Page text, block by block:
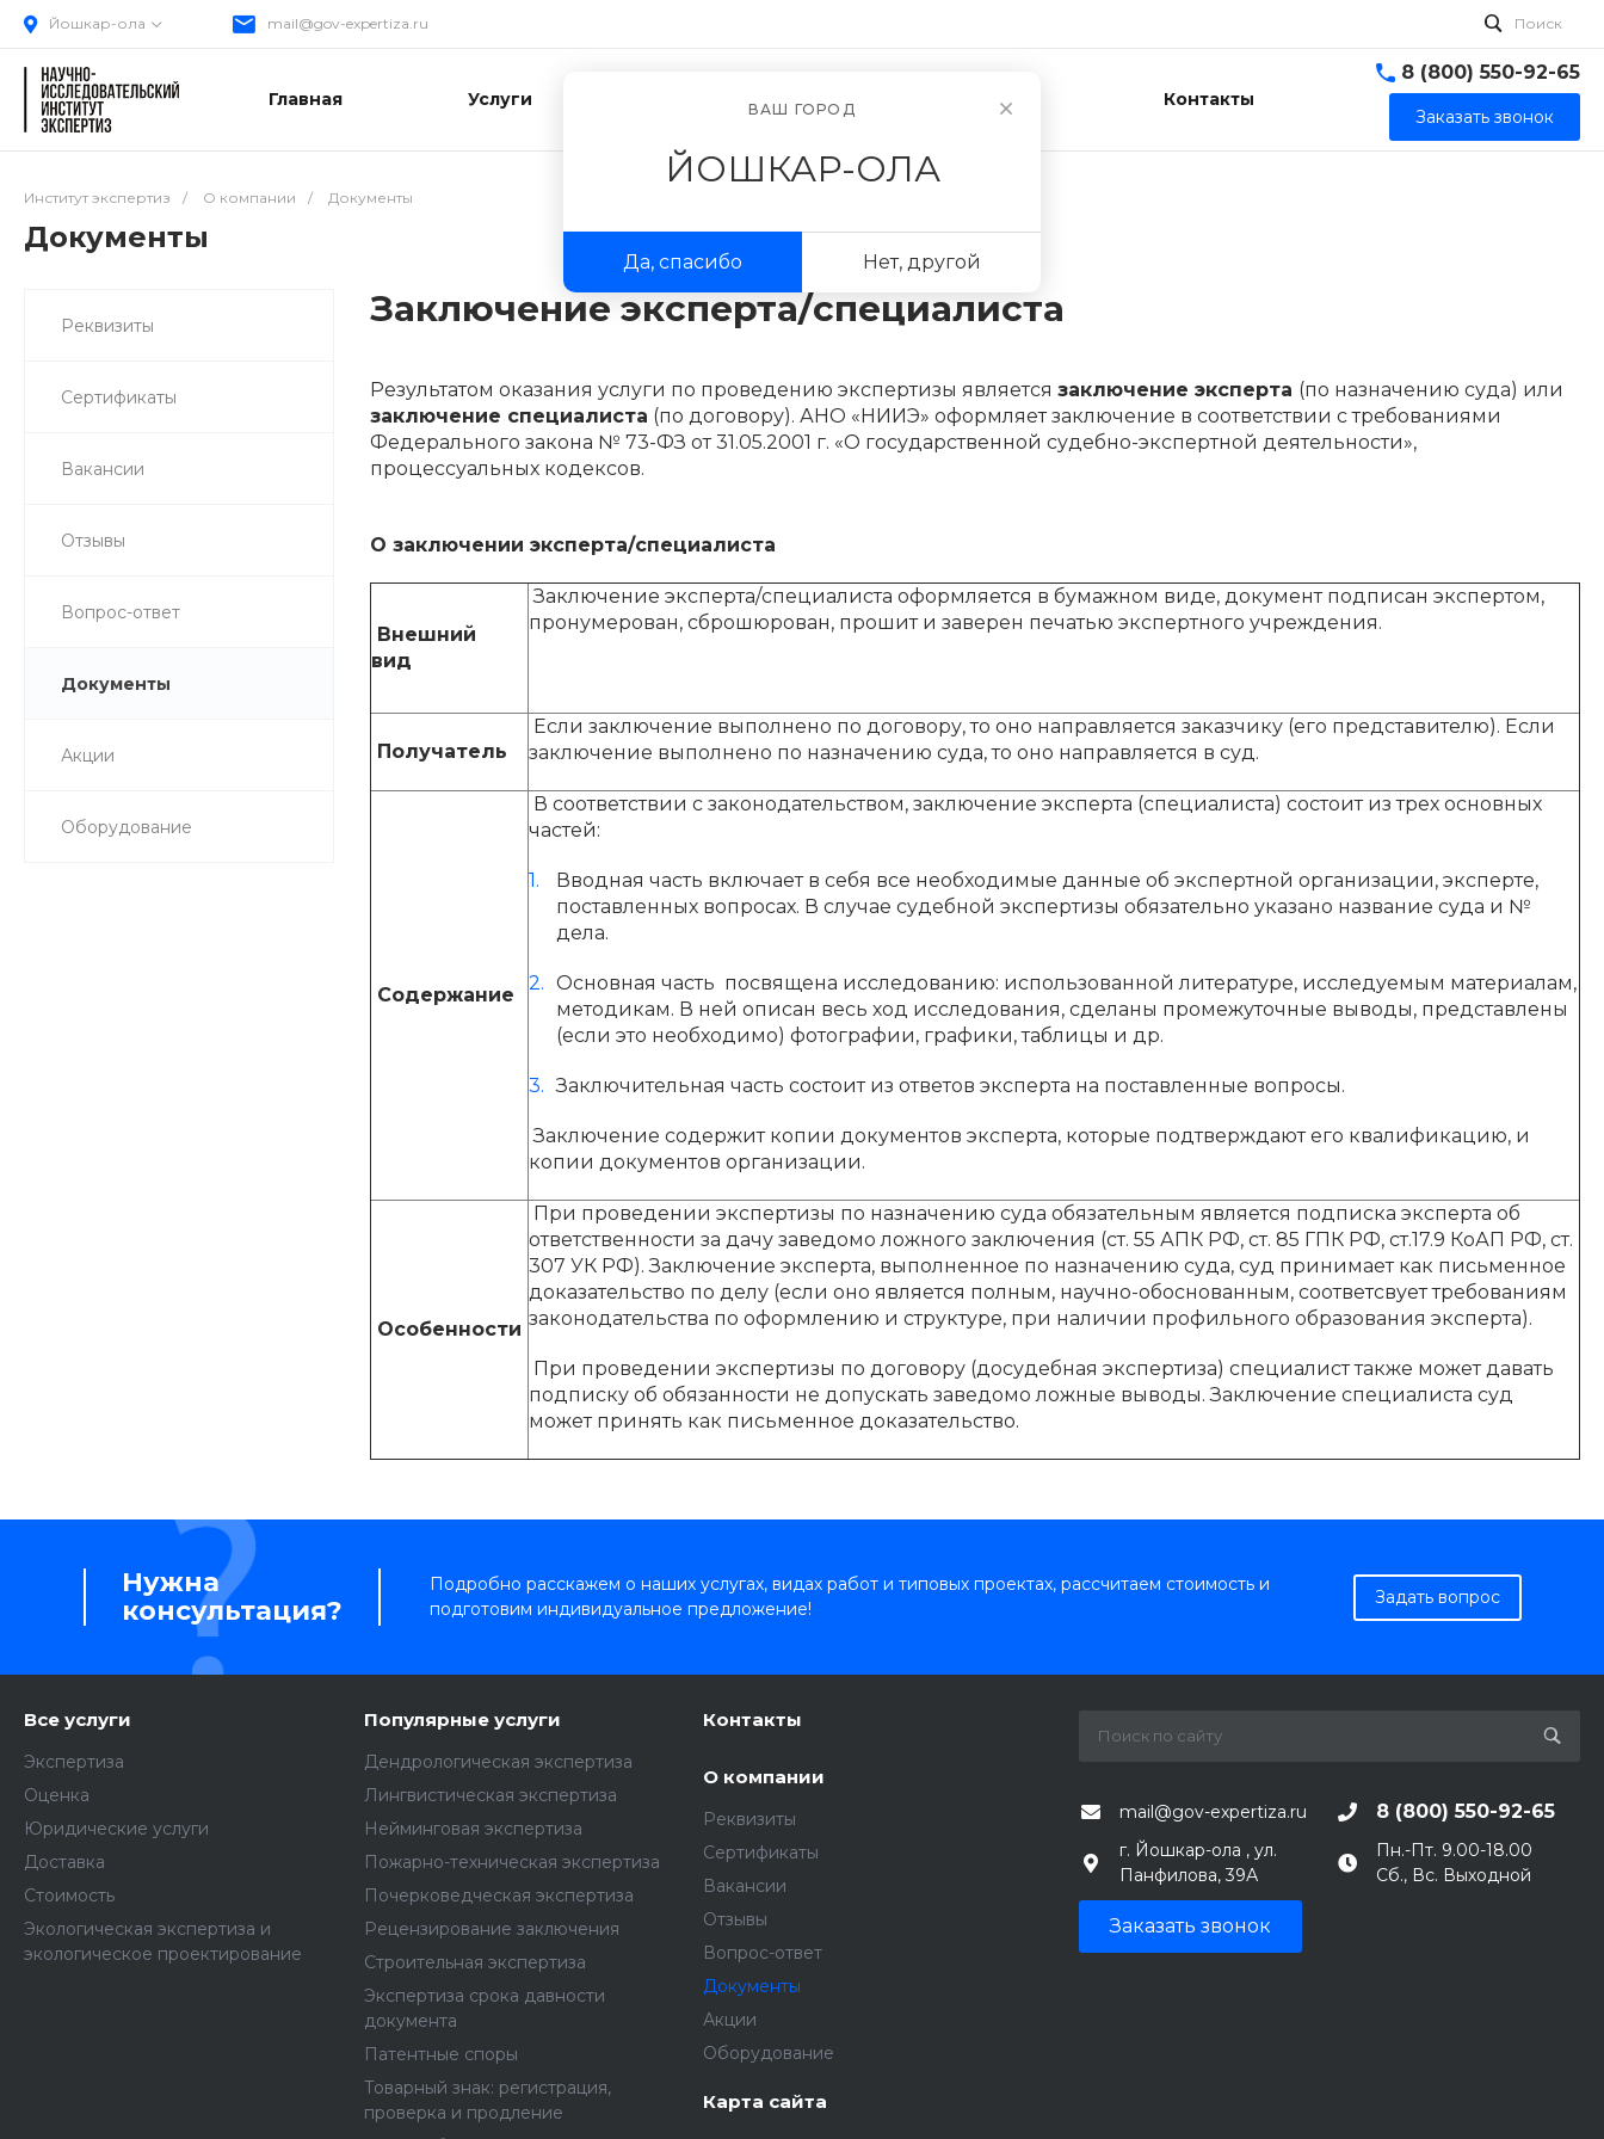
Йошкар-ола
ВАШ ГОРОД
ЙОШКАР-ОЛА
Да, спасибо Нет, другой
mail@gov-expertiza.ru Поиск
Главная Услуги О компании Контакты
8 (800) 550-92-65
Заказать звонок
Институт экспертиз / О компании / Документы
Документы
Реквизиты
Сертификаты
Вакансии
Отзывы
Вопрос-ответ
Документы
Акции
Оборудование
Заключение эксперта/специалиста
Результатом оказания услуги по проведению экспертизы является заключение эксперта (по назначению суда) или
заключение специалиста (по договору). АНО «НИИЭ» оформляет заключение в соответствии с требованиями
Федерального закона № 73-ФЗ от 31.05.2001 г. «О государственной судебно-экспертной деятельности»,
процессуальных кодексов.
О заключении эксперта/специалиста
Внешний
вид
Заключение эксперта/специалиста оформляется в бумажном виде, документ подписан экспертом,
пронумерован, сброшюрован, прошит и заверен печатью экспертного учреждения.
Получатель
Если заключение выполнено по договору, то оно направляется заказчику (его представителю). Если
заключение выполнено по назначению суда, то оно направляется в суд.
Содержание
В соответствии с законодательством, заключение эксперта (специалиста) состоит из трех основных
частей:
Вводная часть включает в себя все необходимые данные об экспертной организации, эксперте,
поставленных вопросах. В случае судебной экспертизы обязательно указано название суда и №
дела.
Основная часть посвящена исследованию: использованной литературе, исследуемым материалам,
методикам. В ней описан весь ход исследования, сделаны промежуточные выводы, представлены
(если это необходимо) фотографии, графики, таблицы и др.
Заключительная часть состоит из ответов эксперта на поставленные вопросы.
Заключение содержит копии документов эксперта, которые подтверждают его квалификацию, и
копии документов организации.
Особенности
При проведении экспертизы по назначению суда обязательным является подписка эксперта об
ответственности за дачу заведомо ложного заключения (ст. 55 АПК РФ, ст. 85 ГПК РФ, ст.17.9 КоАП РФ, ст.
307 УК РФ). Заключение эксперта, выполненное по назначению суда, суд принимает как письменное
доказательство по делу (если оно является полным, научно-обоснованным, соответсвует требованиям
законодательства по оформлению и структуре, при наличии профильного образования эксперта).
При проведении экспертизы по договору (досудебная экспертиза) специалист также может давать
подписку об обязанности не допускать заведомо ложные выводы. Заключение специалиста суд
может принять как письменное доказательство.
Нужна
консультация?
Подробно расскажем о наших услугах, видах работ и типовых проектах, рассчитаем стоимость и
подготовим индивидуальное предложение!
Задать вопрос
Все услуги
Экспертиза
Оценка
Юридические услуги
Доставка
Стоимость
Экологическая экспертиза и
экологическое проектирование
Популярные услуги
Дендрологическая экспертиза
Лингвистическая экспертиза
Нейминговая экспертиза
Пожарно-техническая экспертиза
Почерковедческая экспертиза
Рецензирование заключения
Строительная экспертиза
Экспертиза срока давности
документа
Патентные споры
Товарный знак: регистрация,
проверка и продление
Контакты
О компании
Реквизиты
Сертификаты
Вакансии
Отзывы
Вопрос-ответ
Документы
Акции
Оборудование
Карта сайта
mail@gov-expertiza.ru 8 (800) 550-92-65
г. Йошкар-ола , ул.
Панфилова, 39А
Пн.-Пт. 9.00-18.00
Сб., Вс. Выходной
Заказать звонок